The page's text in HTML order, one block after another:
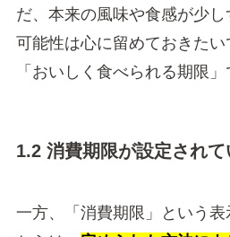
だ、本来の風味や食感が少し
可能性は心に留めておきた
「おいしく食べられる期限」
1.2 消費期限が設定され
一方、「消費期限」という